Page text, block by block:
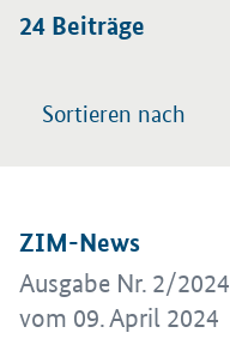
Suchfilter
24 Beiträge
ZIM-News
Ausgabe Nr. 2/2024
vom 09. April 2024
Öffnet Einzelsicht